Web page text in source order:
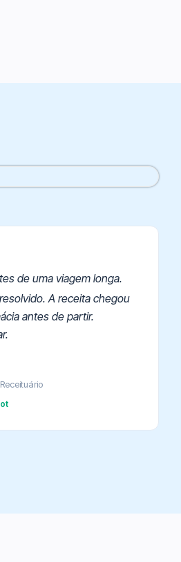
de uma viagem longa.
A receita chegou
antes de partir.